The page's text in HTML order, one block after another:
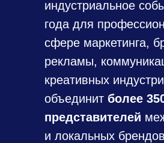
индустриальное
года для
сфере маркетинга,
рекламы,
креативных
объединит более
представителей
и локальных